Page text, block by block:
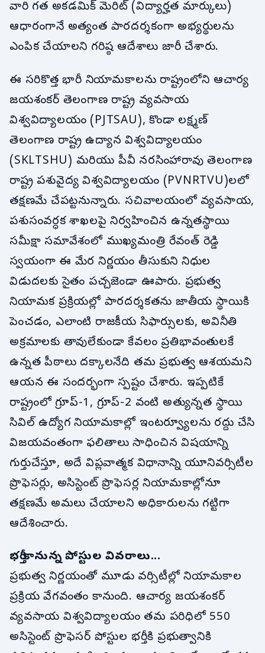
వారి గత అకడమిక్ మెరిట్ (విద్యార్హత మార్కులు)
ఆధారంగానే అత్యంత పారదర్శకంగా అభ్యర్థులను
ఎంపిక చేయాలని గరిష్ఠ ఆదేశాలు జారీ చేశారు.
ఈ సరికొత్త భారీ నియామకాలను రాష్ట్రంలోని ఆచార్య
జయశంకర్ తెలంగాణ రాష్ట్ర వ్యవసాయ
విశ్వవిద్యాలయం (PJTSAU), కొండా లక్ష్మణ్
తెలంగాణ రాష్ట్ర ఉద్యాన విశ్వవిద్యాలయం
(SKLTSHU) మరియు పీవీ నరసింహారావు తెలంగాణ
రాష్ట్ర పశువైద్య విశ్వవిద్యాలయం (PVNRTVU)లలో
తక్షణమే చేపట్టనున్నారు. సచివాలయంలో వ్యవసాయ,
పశుసంవర్ధక శాఖలపై నిర్వహించిన ఉన్నతస్థాయి
సమీక్షా సమావేశంలో ముఖ్యమంత్రి రేవంత్ రెడ్డి
స్వయంగా ఈ మేర నిర్ణయం తీసుకుని నిధుల
విడుదలకు సైతం పచ్చజెండా ఊపారు. ప్రభుత్వ
నియామక ప్రక్రియల్లో పారదర్శకతను జాతీయ స్థాయికి
పెంచడం, ఎలాంటి రాజకీయ సిఫార్సులకు, అవినీతి
అక్రమాలకు తావులేకుండా కేవలం ప్రతిభావంతులకే
ఉన్నత పీఠాలు దక్కాలనేది తమ ప్రభుత్వ ఆశయమని
ఆయన ఈ సందర్భంగా స్పష్టం చేశారు. ఇప్పటికే
రాష్ట్రంలో గ్రూప్-1, గ్రూప్-2 వంటి అత్యున్నత స్థాయి
సివిల్ ఉద్యోగ నియామకాల్లో ఇంటర్వ్యూలను రద్దు చేసి
విజయవంతంగా ఫలితాలు సాధించిన విషయాన్ని
గుర్తుచేస్తూ, అదే విప్లవాత్మక విధానాన్ని యూనివర్సిటీల
ప్రొఫెసర్లు, అసిస్టెంట్ ప్రొఫెసర్ల నియామకాల్లోనూ
తక్షణమే అమలు చేయాలని అధికారులను గట్టిగా
ఆదేశించారు.
భర్తీ కానున్న పోస్టుల వివరాలు...
ప్రభుత్వ నిర్ణయంతో మూడు వర్సిటీల్లో నియామకాల
ప్రక్రియ వేగవంతం కానుంది. ఆచార్య జయశంకర్
వ్యవసాయ విశ్వవిద్యాలయం తమ పరిధిలో 550
అసిస్టెంట్ ప్రొఫెసర్ పోస్టుల భర్తీకి ప్రభుత్వానికి